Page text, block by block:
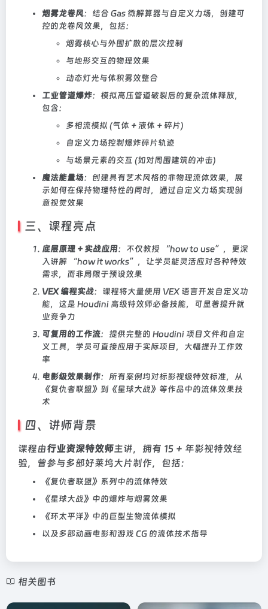
烟雾龙卷风：结合 Gas 微解算器与自定义力场，创建可
控的龙卷风效果，包括：
烟雾核心与外围扩散的层次控制
与地形交互的物理效果
动态灯光与体积雾效整合
工业管道爆炸：模拟高压管道破裂后的复杂流体释放，
包含：
多相流模拟 (气体 + 液体 + 碎片)
自定义力场控制爆炸碎片轨迹
与场景元素的交互 (如对周围建筑的冲击)
魔法能量场：创建具有艺术风格的非物理流体效果，展
示如何在保持物理特性的同时，通过自定义力场实现创
意视觉效果
三、课程亮点
底层原理 + 实战应用：不仅教授 “how to use”，更深
入讲解 “how it works”，让学员能灵活应对各种特效
需求，而非局限于预设效果
VEX 编程实战：课程将大量使用 VEX 语言开发自定义功
能，这是 Houdini 高级特效师必备技能，可显著提升就
业竞争力
可复用的工作流：提供完整的 Houdini 项目文件和自定
义工具，学员可直接应用于实际项目，大幅提升工作效
率
电影级效果制作：所有案例均对标影视级特效标准，从
《复仇者联盟》到《星球大战》等作品中的流体效果技
术
四、讲师背景
课程由行业资深特效师主讲，拥有 15 + 年影视特效经
验，曾参与多部好莱坞大片制作，包括：
《复仇者联盟》系列中的流体特效
《星球大战》中的爆炸与烟雾效果
《环太平洋》中的巨型生物流体模拟
以及多部动画电影和游戏 CG 的流体技术指导
相关图书